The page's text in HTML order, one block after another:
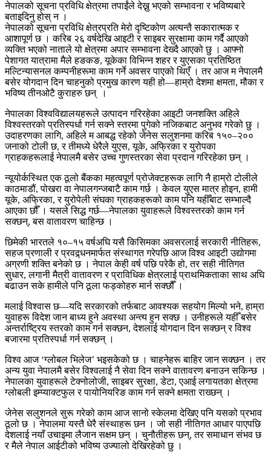
नेपालको सूचना प्रविधि क्षेत्रमा तपाईंले देख्नु भएको सम्भावना र भविष्यबारे
बताइदिनु होस् न ।
नेपालको सूचना प्रविधि क्षेत्रप्रति मेरो दृष्टिकोण अत्यन्तै सकारात्मक र
आशापूर्ण छ । करिब २६ वर्षदेखि आइटी र साइबर सुरक्षामा काम गर्दै आएको
व्यक्ति भएको नाताले यो क्षेत्रमा अपार सम्भावना देख्दै आएको छु । आफ्नो
पेशागत यात्रामा मैले हङकङ, यूकेका विभिन्न शहर र युएसका प्रतिष्ठित
मल्टिन्यासनल कम्पनीहरूमा काम गर्ने अवसर पाएको थिएँ । तर आज म नेपालमै
बसेर योगदान दिन चाहनुको प्रमुख कारण यही हो—हाम्रो देशमा क्षमता, मौका र
भविष्य तीनओटै कुराहरु छन् ।
नेपालका विश्वविद्यालयहरूले उत्पादन गरिरहेका आइटी जनशक्ति अहिले
विश्वस्तरको प्रतिस्पर्धा गर्न सक्ने स्तरमा पुगेको नजिकबाट अनुभव गरेको छु ।
उदाहरणका लागि, अहिले म आबद्ध रहेको जेनेस सलुशनमा करिब १५०–२००
जनाको टोली छ, र तीमध्ये धेरैले युएस, यूके, अफ्रिका र युरोपका
ग्राहकहरूलाई नेपालमै बसेर उच्च गुणस्तरका सेवा प्रदान गरिरहेका छन् ।
न्यूयोर्कस्थित एक ठूलो बैंकका महत्वपूर्ण प्रोजेक्टहरूक लागि नै हाम्रो टोलीले
काठमाडौं, पोखरा वा नेपालगन्जबाटै काम गर्छ । केवल युएस मात्र होइन, हामी
यूके, अफ्रिका, र युरोपेली संघका ग्राहकहरूको काम पनि यहीँबाट सम्भाल्दै
आएका छौँ । यसले सिद्ध गर्छ—नेपालका युवाहरूले विश्वस्तरको काम गर्न
सक्छन्, बस वातावरण चाहिन्छ ।
छिमेकी भारतले १०–१५ वर्षअघि यसै किसिमका अवसरलाई सरकारी नीतिहरू,
सहज प्रणाली र प्रवद्र्धनमार्फत संस्थागत गरेपछि आज विश्व आइटी उद्योगमा
अग्रणी शक्ति बनेको छ । नेपाल केही वर्ष पछि परेकै हो, तर सही नीतिगत
सुधार, लगानी मैत्री वातावरण र प्राविधिक क्षेत्रलाई प्राथमिकताका साथ अघि
बढाउन सके हामीले पनि ठूला फड्कोहरु मार्न सक्छौँ ।
मलाई विश्वास छ—यदि सरकारको तर्फबाट आवश्यक सहयोग मिल्यो भने, हाम्रा
युवाहरू विदेश जान बाध्य हुने अवस्था अन्त्य हुन सक्छ । उनीहरूले यहीँ बसेर
अन्तर्राष्ट्रिय स्तरको काम गर्न सक्छन, देशलाई योगदान दिन सक्छन् र विश्व
बजारमा प्रतिस्पर्धा गर्न सक्छन् ।
विश्व आज ‘ग्लोबल भिलेज’ भइसकेको छ । चाहनेहरू बाहिर जान सक्छन । तर
अन्य युवा नेपालमै बसेर विश्वलाई नै सेवा दिन सक्ने वातावरण बनाउन सकिन्छ ।
नेपालका युवाहरूले टेक्नोलोजी, साइबर सुरक्षा, डेटा, एआई लगायतका क्षेत्रमा
ग्लोबली इम्प्याक्टफुल र पायोनियरिङ काम गर्न सक्ने क्षमता राख्छन् ।
जेनेस सलुशनले सुरू गरेको काम आज सानो स्केलमा देखिए पनि यसको प्रभाव
ठूलो छ । नेपालमा यस्तै धेरै संस्थाहरू छन । जो सही नीतिगत आधार पाएपछि
देशलाई नयाँ उचाइमा लैजान सक्षम छन् । चुनौतीहरू छन्, तर समाधान संभव छ
र मैले नेपाल आईटीको भविष्य उज्यालो देखिरहेको छु ।